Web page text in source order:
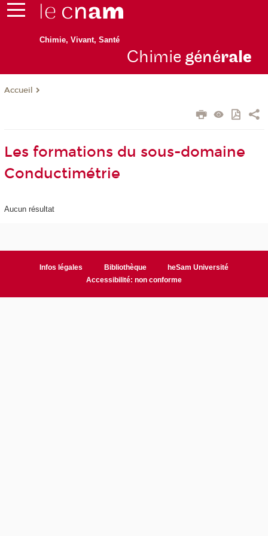
Chimie, Vivant, Santé
Chimie générale
Accueil
Les formations du sous-domaine
Conductimétrie
Aucun résultat
Infos légales Bibliothèque
heSam Université
Accessibilité: non conforme